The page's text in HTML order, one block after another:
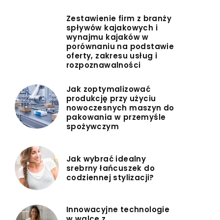
Zestawienie firm z branży
spływów kajakowych i
wynajmu kajaków w
porównaniu na podstawie
oferty, zakresu usług i
rozpoznawalności
Jak zoptymalizować
produkcję przy użyciu
nowoczesnych maszyn do
pakowania w przemyśle
spożywczym
Jak wybrać idealny
srebrny łańcuszek do
codziennej stylizacji?
Innowacyjne technologie